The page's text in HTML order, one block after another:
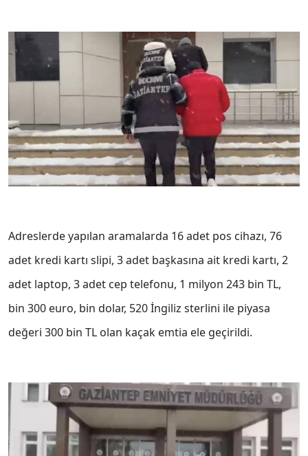
Adreslerde yapılan aramalarda 16 adet pos cihazı, 76
adet kredi kartı slipi, 3 adet başkasına ait kredi kartı, 2
adet laptop, 3 adet cep telefonu, 1 milyon 243 bin TL,
bin 300 euro, bin dolar, 520 İngiliz sterlini ile piyasa
değeri 300 bin TL olan kaçak emtia ele geçirildi.